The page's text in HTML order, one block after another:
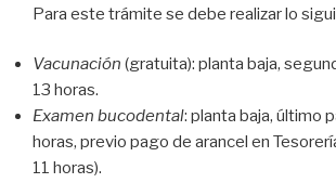
Para este trámite se debe realizar lo
Vacunación (gratuita): planta baja,
13 horas.
Examen bucodental: planta baja, último
horas, previo pago de arancel en
11 horas).